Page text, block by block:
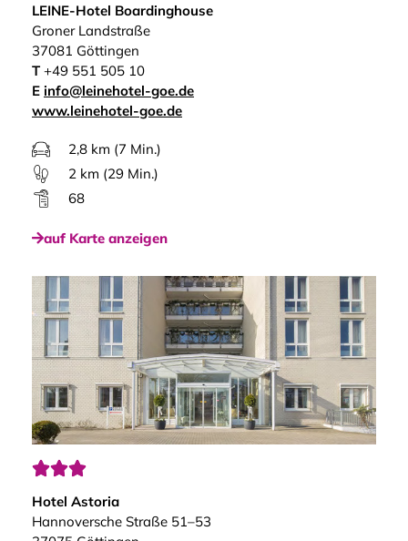
LEINE-Hotel Boardinghouse
Groner Landstraße
37081 Göttingen
T+49 551 505 10
E info@leinehotel-goe.de
www.leinehotel-goe.de
2,8 km (7 Min.)
2 km (29 Min.)
68
auf Karte anzeigen

Hotel Astoria
Hannoversche Straße 51–53